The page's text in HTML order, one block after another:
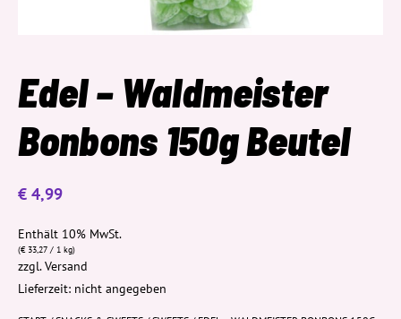
Edel – Waldmeister
Bonbons 150g Beutel
€ 4,99
Enthält 10% MwSt.
(€33,27 / 1 kg)
zzgl.Versand
Lieferzeit: nicht angegeben